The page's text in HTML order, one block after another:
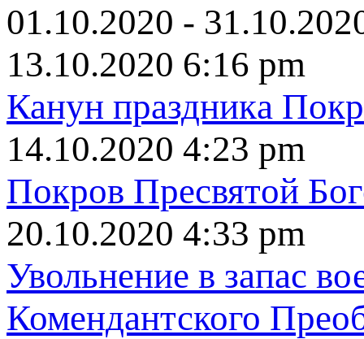
01.10.2020 -
13.10.2020 6:16 pm
Канун пpaздникa
14.10.2020 4:23 pm
Пoкрoв Пpecвятoй
20.10.2020 4:33 pm
Увольнение в зaпac
Комендантского